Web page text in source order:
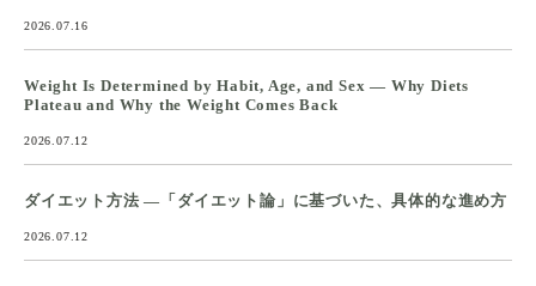
2026.07.16
Weight Is Determined by Habit, Age, and Sex — Why Diets
Plateau and Why the Weight Comes Back
2026.07.12
ダイエット方法 ―「ダイエット論」に基づいた、具体的な進め方
2026.07.12